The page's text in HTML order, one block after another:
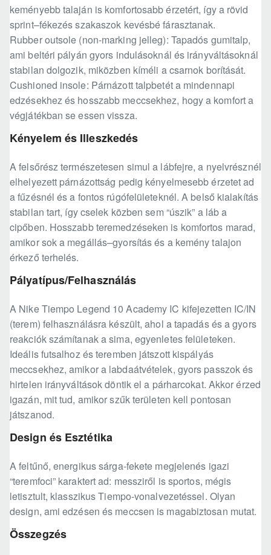
keményebb talaján is komfortosabb érzetért, így a rövid
sprint–fékezés szakaszok kevésbé fárasztanak.
Rubber outsole (non-marking jelleg): Tapadós gumitalp,
ami beltéri pályán gyors indulásoknál és irányváltásoknál
stabilan dolgozik, miközben kíméli a csarnok borítását.
Cushioned insole: Párnázott talpbetét a mindennapi
edzésekhez és hosszabb meccsekhez, hogy a komfort a
végjátékban se essen vissza.
Kényelem és Illeszkedés
A felsőrész természetesen simul a lábfejre, a nyelvrésznél
elhelyezett párnázottság pedig kényelmesebb érzetet ad
a fűzésnél és a fontos rúgófelületeknél. A belső kialakítás
stabilan tart, így cselek közben sem “úszik” a láb a
cipőben. Hosszabb teremedzéseken is komfortos marad,
amikor sok a megállás–gyorsítás és a kemény talajon
érkező terhelés.
Pályatípus/Felhasználás
A Nike Tiempo Legend 10 Academy IC kifejezetten IC/IN
(terem) felhasználásra készült, ahol a tapadás és a gyors
reakciók számítanak a sima, egyenletes felületeken.
Ideális futsalhoz és teremben játszott kispályás
meccsekhez, amikor a labdaátvételek, gyors passzok és
hirtelen irányváltások döntik el a párharcokat. Akkor érzed
igazán, mit tud, amikor szűk területen kell pontosan
játszanod.
Design és Esztétika
A feltűnő, energikus sárga-fekete megjelenés igazi
“teremfoci” karaktert ad: messziről is sportos, mégis
letisztult, klasszikus Tiempo-vonalvezetéssel. Olyan
design, ami edzésen és meccsen is magabiztosan mutat.
Összegzés